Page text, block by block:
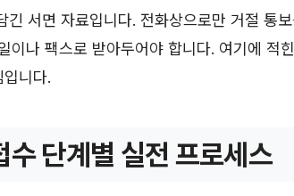
긴 서면 자료입니다. 전화상으로만 거절 통
이나 팩스로 받아두어야 합니다. 여기에 적
니다.
단계별 실전 프로세스